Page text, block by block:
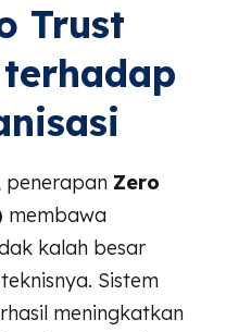
Trust
penerapan Zero
membawa
kalah besar
Sistem
meningkatkan